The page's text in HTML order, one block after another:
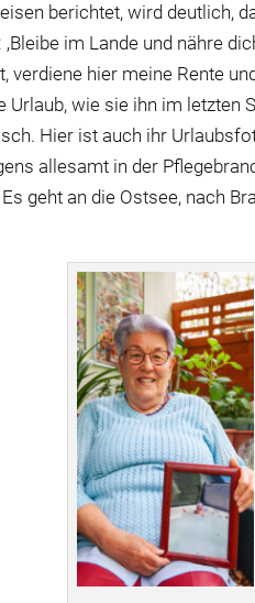
berichtet, wird deutlich,
im Lande und nähre
verdiene hier meine Rente
Urlaub, wie sie ihn im
Hier ist auch ihr
allesamt in der
geht an die Ostsee, nach